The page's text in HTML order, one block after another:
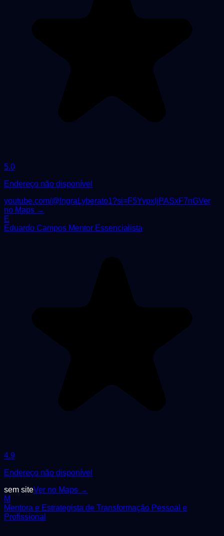
5.0
Endereço não disponível
youtube.com/@IngraLyberato1?si=F5YvpxIjPASxF7nGVer
no Maps →
E
Eduardo Campos Mentor Essencialista
4.9
Endereço não disponível
sem siteVer no Maps →
M
Mentora e Estrategista de Transformação Pessoal e
Profissional